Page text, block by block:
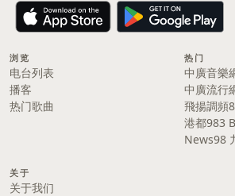
浏览
电台列表
播客
热门歌曲
热门
中廣音樂
中廣流行
飛揚調頻
港都983
News98
关于
关于我们